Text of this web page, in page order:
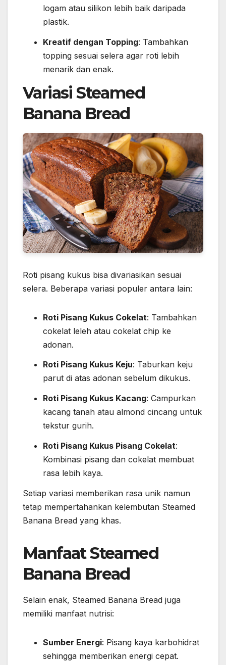
logam atau silikon lebih baik daripada
plastik.
Kreatif dengan Topping: Tambahkan
topping sesuai selera agar roti lebih
menarik dan enak.
Variasi Steamed
Banana Bread
Roti pisang kukus bisa divariasikan sesuai
selera. Beberapa variasi populer antara lain:
Roti Pisang Kukus Cokelat: Tambahkan
cokelat leleh atau cokelat chip ke
adonan.
Roti Pisang Kukus Keju: Taburkan keju
parut di atas adonan sebelum dikukus.
Roti Pisang Kukus Kacang: Campurkan
kacang tanah atau almond cincang untuk
tekstur gurih.
Roti Pisang Kukus Pisang Cokelat:
Kombinasi pisang dan cokelat membuat
rasa lebih kaya.
Setiap variasi memberikan rasa unik namun
tetap mempertahankan kelembutan Steamed
Banana Bread yang khas.
Manfaat Steamed
Banana Bread
Selain enak, Steamed Banana Bread juga
memiliki manfaat nutrisi:
Sumber Energi: Pisang kaya karbohidrat
sehingga memberikan energi cepat.